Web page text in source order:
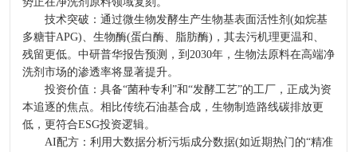
技术突破：通过微生物发酵生产生物基表面活性剂(如烷基
多糖苷APG)、生物酶(蛋白酶、脂肪酶)，其去污机理更温和、
残留更低。中研普华报告预测，到2030年，生物法原料在高端净
洗剂市场的渗透率将显著提升。
投资价值：具备“菌种专利”和“发酵工艺”的工厂，正成为资
本追逐的焦点。相比传统石油基合成，生物制造路线碳排放更
低，更符合ESG投资逻辑。
AI配方：利用大数据分析污垢成分数据(如近期热门的“精准